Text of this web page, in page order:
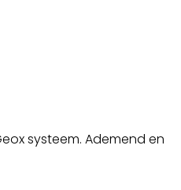
systeem. Ademend en